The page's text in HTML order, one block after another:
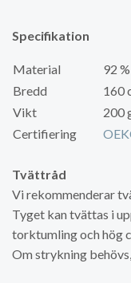
Specifikation
Material
92
Bredd
160
Vikt
200
Certifiering
Tvättråd
Vi rekommenderar
Tyget kan tvättas i
torktumling och hög
Om strykning